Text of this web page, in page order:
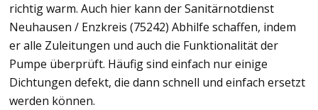
richtig warm. Auch hier kann der Sanitärnotdienst
Neuhausen / Enzkreis (75242) Abhilfe schaffen, indem
er alle Zuleitungen und auch die Funktionalität der
Pumpe überprüft. Häufig sind einfach nur einige
Dichtungen defekt, die dann schnell und einfach ersetzt
werden können.